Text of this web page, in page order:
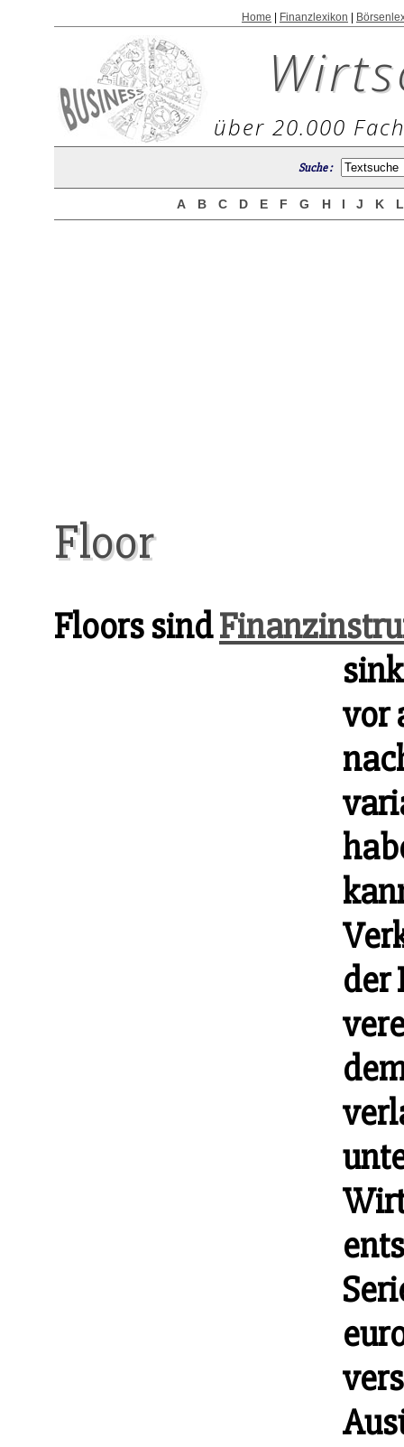
Home Finanzlexikon
über 20.000
Suche :
A B C D E F G H I J K
Floor
Floors sind
vor
der